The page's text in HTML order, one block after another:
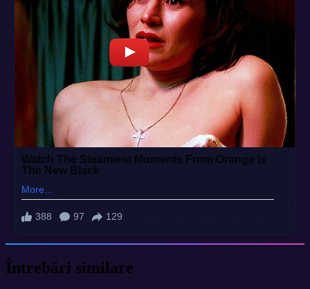
Întrebări similare